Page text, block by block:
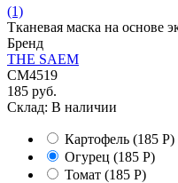
(1)
Тканевая маска на основе
Бренд
THE SAEM
СМ4519
185 руб.
Склад: В наличии
Картофель (185 Р)
Огурец (185 Р)
Томат (185 Р)